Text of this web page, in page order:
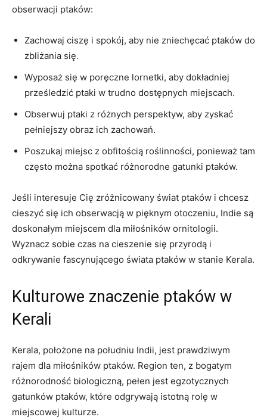
obserwacji ptaków:
Zachowaj ciszę i spokój, aby nie zniechęcać ptaków do
zbliżania się.
Wyposaż się w poręczne lornetki, aby dokładniej
prześledzić ptaki w trudno dostępnych miejscach.
Obserwuj ptaki z różnych perspektyw, aby zyskać
pełniejszy obraz ich zachowań.
Poszukaj miejsc z obfitością roślinności, ponieważ tam
często można spotkać różnorodne gatunki ptaków.
Jeśli interesuje Cię zróżnicowany świat ptaków i chcesz
cieszyć się ich obserwacją w pięknym otoczeniu, Indie są
doskonałym miejscem dla miłośników ornitologii.
Wyznacz sobie czas na cieszenie się przyrodą i
odkrywanie fascynującego świata ptaków w stanie Kerala.
Kulturowe znaczenie ptaków w
Kerali
Kerala, położone na południu Indii, jest prawdziwym
rajem dla miłośników ptaków. Region ten, z bogatym
różnorodność biologiczną, pełen jest egzotycznych
gatunków ptaków, które odgrywają istotną rolę w
miejscowej kulturze.